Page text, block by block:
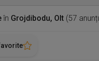
în Grojdibodu, Olt (57